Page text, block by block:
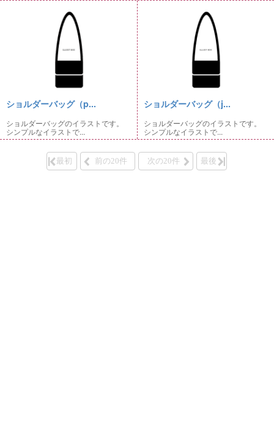
ショルダーバッグ（p...
ショルダーバッグのイラストです。
シンプルなイラストで...
ショルダーバッグ（j...
ショルダーバッグのイラストです。
シンプルなイラストで...
最初 前の20件 次の20件 最後